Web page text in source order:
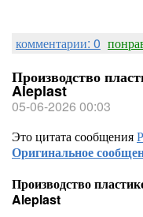
комментарии: 0
Производство
Aleplast
05-06-2026 00:03
Это цитата сообщения
Оригинальное
Производство
Aleplast